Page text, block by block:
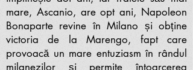
mare, Ascanio, are opt ani, Napoleon
Bonaparte revine în Milano și obține
victoria de la Marengo, fapt care
provoacă un mare entuziasm în rândul
milanezilor și permite întoarcerea